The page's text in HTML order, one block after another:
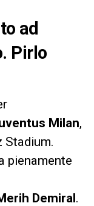
ad
Pirlo
Milan,
Stadium.
pienamente
Demiral.